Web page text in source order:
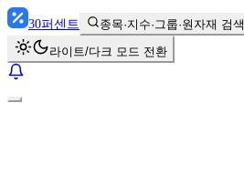
30퍼센트 종목·지수·그룹·원자재 검색
라이트/다크 모드 전환